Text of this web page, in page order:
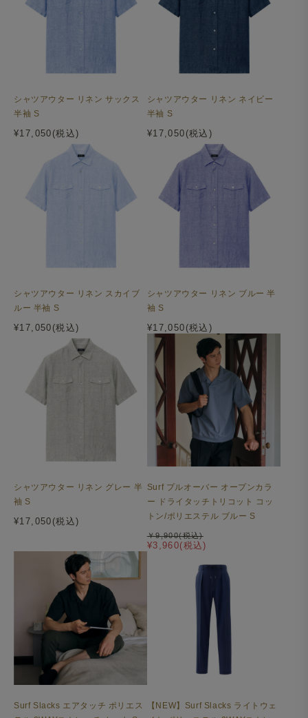
シャツアウター リネン サックス
半袖 S
¥17,050(税込)
シャツアウター リネン ネイビー
半袖 S
¥17,050(税込)
シャツアウター リネン スカイブ
ルー 半袖 S
¥17,050(税込)
シャツアウター リネン ブルー 半
袖 S
¥17,050(税込)
シャツアウター リネン グレー 半
袖 S
¥17,050(税込)
Surf プルオーバー オープンカラ
ー ドライタッチトリコット コッ
トン/ポリエステル ブルー S
¥3,960(税込)
￥9,900(税込)
Surf Slacks エアタッチ ポリエス
【NEW】Surf Slacks ライトウェ